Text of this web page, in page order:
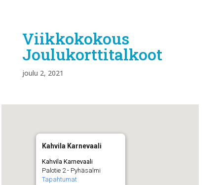
Viikkokokous
Joulukorttitalkoot
joulu 2, 2021
Kahvila Karnevaali
Kahvila Karnevaali
Palotie 2 - Pyhäsalmi
Tapahtumat